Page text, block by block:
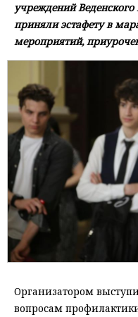
учреждений
приняли эстафету в
мероприятий,
Организатором
вопросам